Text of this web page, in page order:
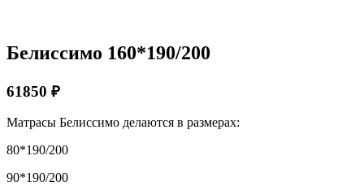
Белиссимо 160*190/200
61850 ₽
Матрасы Белиссимо делаются в размерах:
80*190/200
90*190/200